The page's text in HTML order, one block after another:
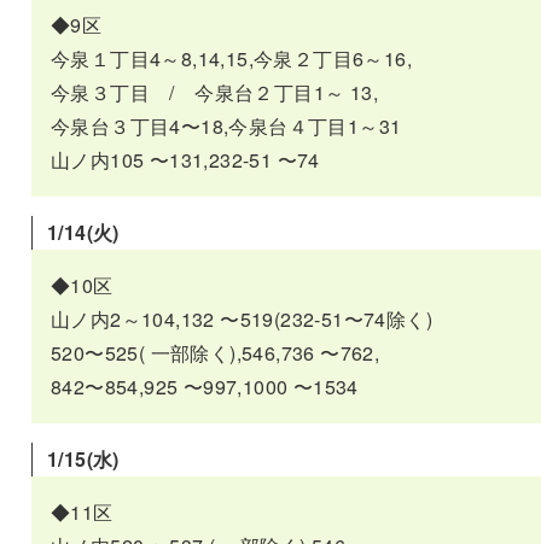
◆9区
今泉１丁目4～8,14,15,今泉２丁目6～16,
今泉３丁目 / 今泉台２丁目1～ 13,
今泉台３丁目4〜18,今泉台４丁目1～31
山ノ内105 〜131,232-51 〜74
1/14(火)
◆10区
山ノ内2～104,132 〜519(232-51〜74除く)
520〜525( 一部除く),546,736 〜762,
842〜854,925 〜997,1000 〜1534
1/15(水)
◆11区